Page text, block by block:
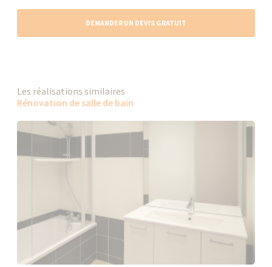
DEMANDER UN DEVIS GRATUIT
Les réalisations similaires
Rénovation de salle de bain